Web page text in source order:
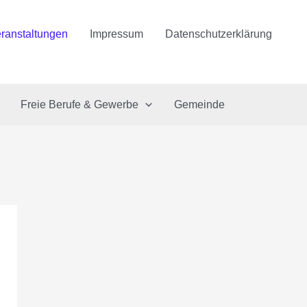
Impressum Datenschutzerklärung
Freie Berufe & Gewerbe Gemeinde